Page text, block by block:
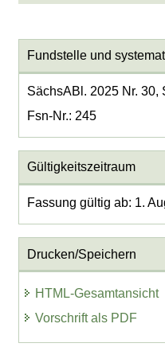
Fundstelle und
SächsABl. 2025 Nr. 30,
Fsn-Nr.: 245
Gültigkeitszeitraum
Fassung gültig ab: 1.
Drucken/Speichern
HTML-Gesamtansicht
Vorschrift als PDF